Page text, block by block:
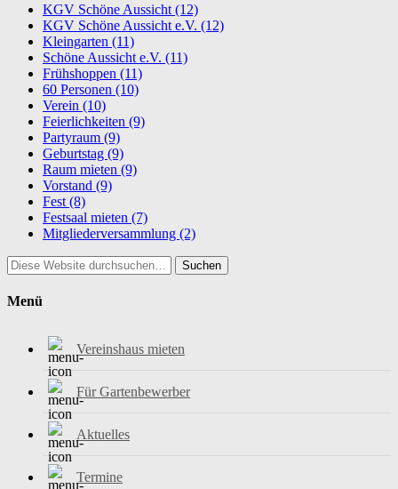
KGV Schöne Aussicht (12)
KGV Schöne Aussicht e.V. (12)
Kleingarten (11)
Schöne Aussicht e.V. (11)
Frühshoppen (11)
60 Personen (10)
Verein (10)
Feierlichkeiten (9)
Partyraum (9)
Geburtstag (9)
Raum mieten (9)
Vorstand (9)
Fest (8)
Festsaal mieten (7)
Mitgliederversammlung (2)
Suchen
Menü
Vereinshaus mieten
Für Gartenbewerber
Aktuelles
Termine